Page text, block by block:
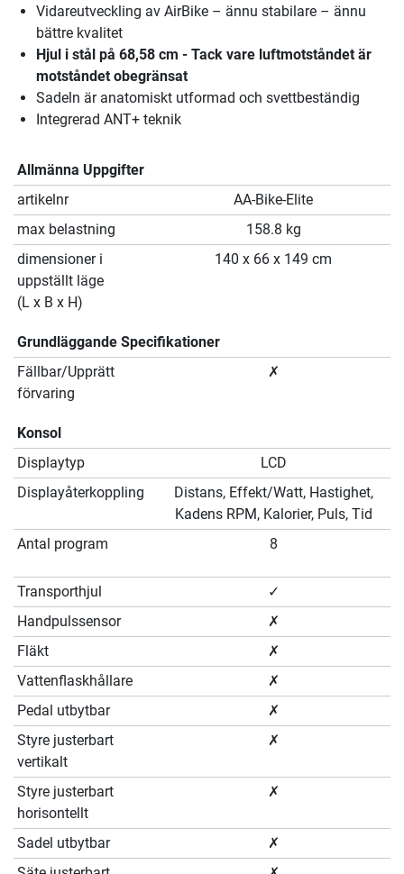
Vidareutveckling av AirBike – ännu stabilare – ännu
bättre kvalitet
Hjul i stål på 68,58 cm - Tack vare luftmotståndet är
motståndet obegränsat
Sadeln är anatomiskt utformad och svettbeständig
Integrerad ANT+ teknik
Allmänna Uppgifter
artikelnr
AA-Bike-Elite
max belastning
158.8 kg
dimensioner i
uppställt läge
(L x B x H)
140 x 66 x 149 cm
Grundläggande Specifikationer
Fällbar/Upprätt
förvaring
✗
Konsol
Displaytyp
LCD
Displayåterkoppling
Distans, Effekt/Watt, Hastighet,
Kadens RPM, Kalorier, Puls, Tid
Antal program
8
Transporthjul
✓
Handpulssensor
✗
Fläkt
✗
Vattenflaskhållare
✗
Pedal utbytbar
✗
Styre justerbart
vertikalt
✗
Styre justerbart
horisontellt
✗
Sadel utbytbar
✗